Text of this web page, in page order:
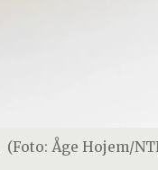
(Foto: Åge Hojem/